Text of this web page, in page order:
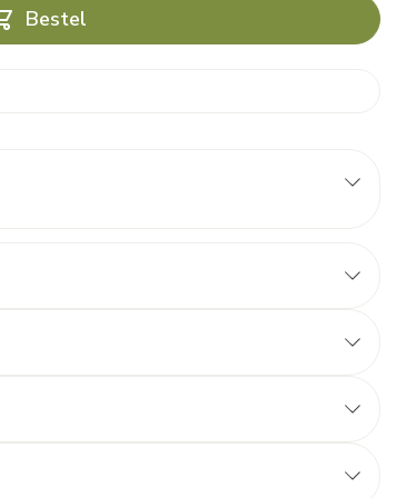
Bestel